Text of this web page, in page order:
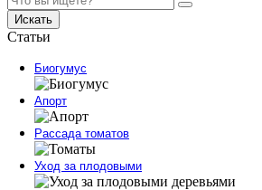
Искать
Статьи
Биогумус
Апорт
Рассада томатов
Уход за плодовыми